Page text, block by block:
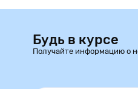
Будь в курсе
Получайте информацию о